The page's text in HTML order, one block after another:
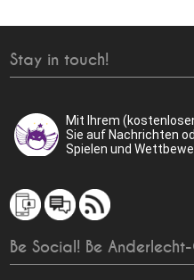
Stay in touch!
Mit Ihrem
Sie auf Nachrichten
Spielen und
Be Social! Be